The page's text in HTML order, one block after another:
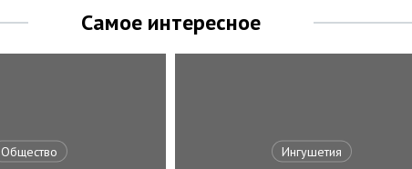
Самое интересное
Общество Ингушетия